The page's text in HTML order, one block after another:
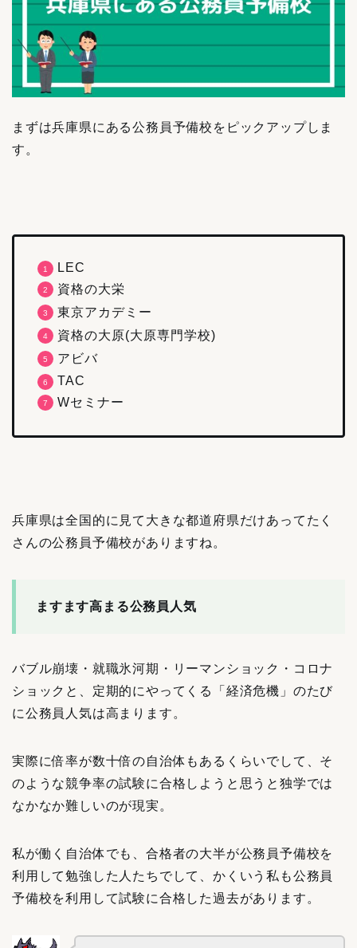
まずは兵庫県にある公務員予備校をピックアップしま
す。
LEC
資格の大栄
東京アカデミー
資格の大原(大原専門学校)
アビバ
TAC
Wセミナー
兵庫県は全国的に見て大きな都道府県だけあってたく
さんの公務員予備校がありますね。
ますます高まる公務員人気
バブル崩壊・就職氷河期・リーマンショック・コロナ
ショックと、定期的にやってくる「経済危機」のたび
に公務員人気は高まります。
実際に倍率が数十倍の自治体もあるくらいでして、そ
のような競争率の試験に合格しようと思うと独学では
なかなか難しいのが現実。
私が働く自治体でも、合格者の大半が公務員予備校を
利用して勉強した人たちでして、かくいう私も公務員
予備校を利用して試験に合格した過去があります。